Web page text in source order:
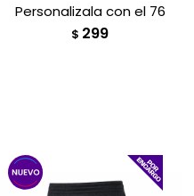
Personalizala con el 76
$ 299